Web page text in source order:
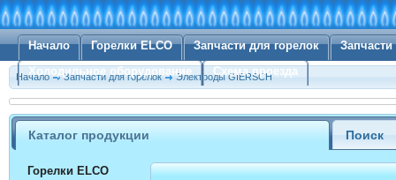
Начало Горелки ELCO Запчасти для горелок
Холодильное оборудование
Схема проезда
Начало Запчасти для горелок Электроды GIERSCH
Каталог продукции Поиск
Горелки ELCO